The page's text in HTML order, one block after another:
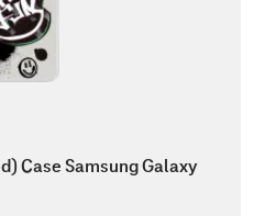
Case Samsung Galaxy